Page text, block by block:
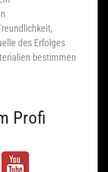
des Erfolges
bestimmen
Profi